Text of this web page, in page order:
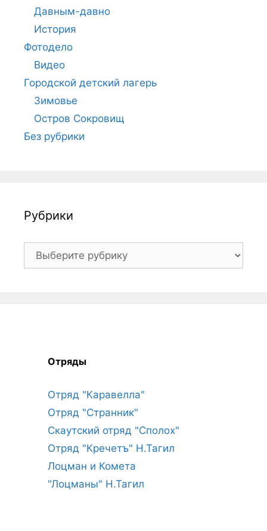
Давным-давно
История
Фотодело
Видео
Городской детский лагерь
Зимовье
Остров Сокровищ
Без рубрики
Рубрики
Рубрики
Отряды
Отряд "Каравелла"
Отряд "Странник"
Скаутский отряд "Сполох"
Отряд "Кречетъ" Н.Тагил
Лоцман и Комета
"Лоцманы" Н.Тагил